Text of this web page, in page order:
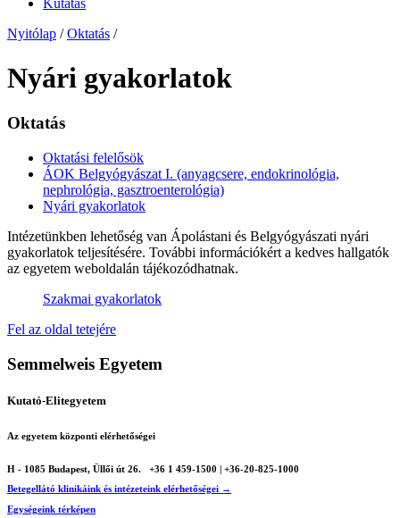
Kutatás
Nyitólap / Oktatás /
Nyári gyakorlatok
Oktatás
Oktatási felelősök
ÁOK Belgyógyászat I. (anyagcsere, endokrinológia,
nephrológia, gasztroenterológia)
Nyári gyakorlatok
Intézetünkben lehetőség van Ápolástani és Belgyógyászati nyári
gyakorlatok teljesítésére. További információkért a kedves hallgatók
az egyetem weboldalán tájékozódhatnak.
Szakmai gyakorlatok
Fel az oldal tetejére
Semmelweis Egyetem
Kutató-Elitegyetem
Az egyetem központi elérhetőségei
H - 1085 Budapest, Üllői út 26.
+36 1 459-1500 | +36-20-825-1000
Betegellátó klinikáink és intézeteink elérhetőségei →
Egységeink térképen